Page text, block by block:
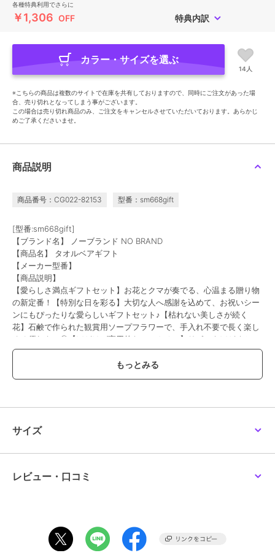
各種特典利用でさらに
￥1,306 OFF 特典内訳
カラー・サイズを選ぶ
14人
※こちらの商品は複数のサイトで在庫を共有しておりますので、同時にご注文があった場
合、売り切れとなってしまう事がございます。
この場合は売り切れ商品のみ、ご注文をキャンセルさせていただいております。あらかじ
めご了承くださいませ。
商品説明
商品番号：CG022-82153 型番：sm668gift
[型番:sm668gift]
【ブランド名】 ノーブランド NO BRAND
【商品名】 タオルベアギフト
【メーカー型番】
【商品説明】
【愛らしさ満点ギフトセット】お花とクマが奏でる、心温まる贈り物
の新定番！【特別な日を彩る】大切な人へ感謝を込めて、お祝いシー
ンにもぴったりな愛らしいギフトセット♪【枯れない美しさが続く
花】石鹸で作られた観賞用ソープフラワーで、手入れ不要で長く楽し
める優れもの◎【ほどけば実用的なハンカチに】リボンをほどくとふ
わふわ肌触りのタオルハンカチに変身、飾って使える二役仕様〇【届
いた瞬間から喜ばれる】ギフトボックス入りで、そのまま渡せる特別
感のあるパッケージデザイン！
【生産国】 中国
【サイズ】
【タオル】
約80g（※パッケージ込みの商品一式の重量です。）
【注意点】
サイズ
レビュー・口コミ